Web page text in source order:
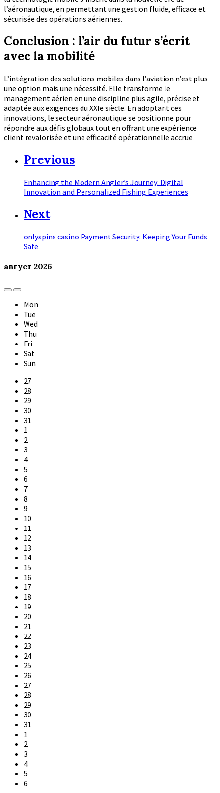
l’aéronautique, en permettant une gestion fluide, efficace et
sécurisée des opérations aériennes.
Conclusion : l’air du futur s’écrit
avec la mobilité
L’intégration des solutions mobiles dans l’aviation n’est plus
une option mais une nécessité. Elle transforme le
management aérien en une discipline plus agile, précise et
adaptée aux exigences du XXIe siècle. En adoptant ces
innovations, le secteur aéronautique se positionne pour
répondre aux défis globaux tout en offrant une expérience
client revalorisée et une efficacité opérationnelle accrue.
Previous
Enhancing the Modern Angler’s Journey: Digital
Innovation and Personalized Fishing Experiences
Next
onlyspins casino Payment Security: Keeping Your Funds
Safe
август 2026
Previous
Month
Next
Month
Mon
Tue
Wed
Thu
Fri
Sat
Sun
Skip
calendar
days
27
28
29
30
31
1
2
3
4
5
6
7
8
9
10
11
12
13
14
15
16
17
18
19
20
21
22
23
24
25
26
27
28
29
30
31
1
2
3
4
5
6